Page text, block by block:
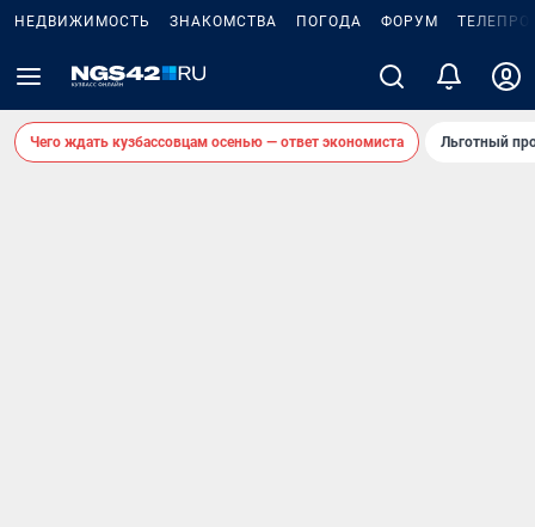
НЕДВИЖИМОСТЬ ЗНАКОМСТВА ПОГОДА ФОРУМ
Чего ждать кузбассовцам осенью — ответ экономиста Льготный